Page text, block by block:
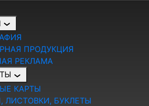
ПРОДУКЦИЯ
РЕКЛАМА
КАРТЫ
ЛИСТОВКИ, БУКЛЕТЫ